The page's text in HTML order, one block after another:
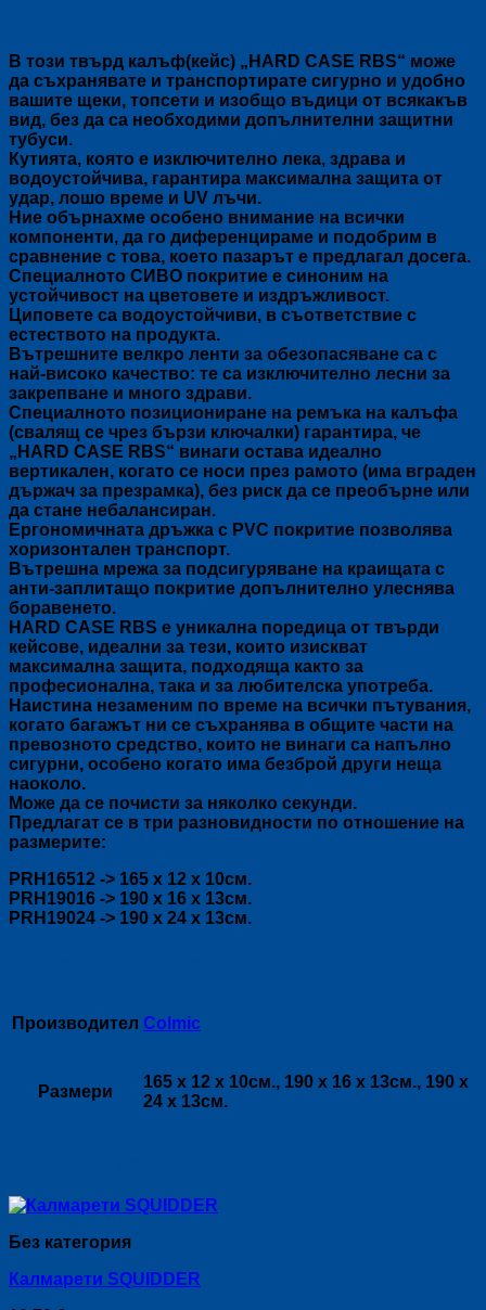
В този твърд калъф(кейс) „HARD CASE RBS“ може
да съхранявате и транспортирате сигурно и удобно
вашите щеки, топсети и изобщо въдици от всякакъв
вид, без да са необходими допълнителни защитни
тубуси.
Кутията, която е изключително лека, здрава и
водоустойчива, гарантира максимална защита от
удар, лошо време и UV лъчи.
Ние обърнахме особено внимание на всички
компоненти, да го диференцираме и подобрим в
сравнение с това, което пазарът е предлагал досега.
Специалното СИВО покритие е синоним на
устойчивост на цветовете и издръжливост.
Циповете са водоустойчиви, в съответствие с
естеството на продукта.
Вътрешните велкро ленти за обезопасяване са с
най-високо качество: те са изключително лесни за
закрепване и много здрави.
Специалното позициониране на ремъка на калъфа
(свалящ се чрез бързи ключалки) гарантира, че
„HARD CASE RBS“ винаги остава идеално
вертикален, когато се носи през рамото (има вграден
държач за презрамка), без риск да се преобърне или
да стане небалансиран.
Ергономичната дръжка с PVC покритие позволява
хоризонтален транспорт.
Вътрешна мрежа за подсигуряване на краищата с
анти-заплитащо покритие допълнително улеснява
боравенето.
HARD CASE RBS е уникална поредица от твърди
кейсове, идеални за тези, които изискват
максимална защита, подходяща както за
професионална, така и за любителска употреба.
Наистина незаменим по време на всички пътувания,
когато багажът ни се съхранява в общите части на
превозното средство, които не винаги са напълно
сигурни, особено когато има безброй други неща
наоколо.
Може да се почисти за няколко секунди.
Предлагат се в три разновидности по отношение на
размерите:
PRH16512 -> 165 x 12 x 10см.
PRH19016 -> 190 x 16 x 13см.
PRH19024 -> 190 x 24 x 13см.
Производител Colmic
Размери
165 x 12 x 10см., 190 x 16 x 13см., 190 x
24 x 13см.
Без категория
Калмарети SQUIDDER